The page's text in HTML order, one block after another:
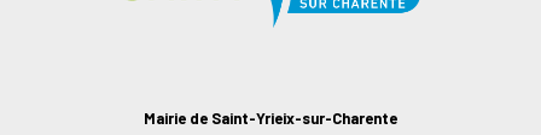
Mairie de Saint-Yrieix-sur-Charente